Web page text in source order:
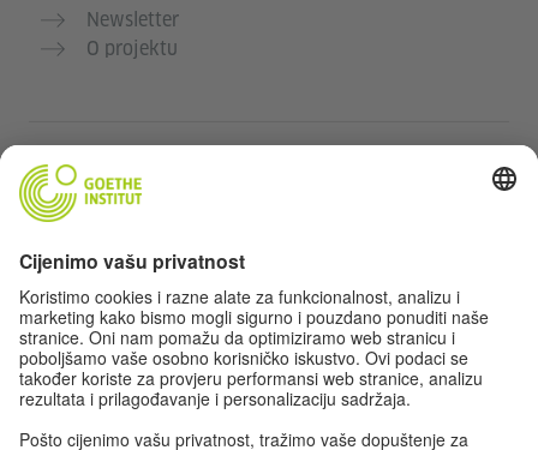
Newsletter
O projektu
Kurse njemačkog jezika Goethe-Instituta
Portal za nastavnike „Deutschstunde“
Privatnost i pristupačnost